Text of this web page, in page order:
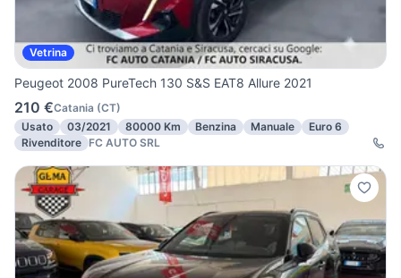
Vetrina
Peugeot 2008 PureTech 130 S&S EAT8 Allure 2021
210 €Catania (CT)
Usato
03/2021 80000 Km Benzina Manuale
Euro 6
Rivenditore FC AUTO SRL